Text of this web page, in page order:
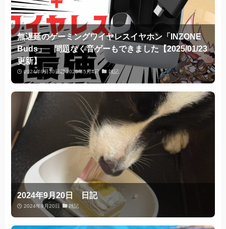
無遅延のゲーミングワイヤレスイヤホン「INZONE
Buds」 問題なく音ゲーもできました【2025/01/23
更新】
2024年9月30日 2025年5月4日 雑記
2024年9月20日 日記
2024年9月20日 雑記